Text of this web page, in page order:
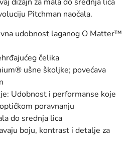
Pitchman naočala.
udobnost laganog O Matter™
čelika
ušne školjke; povećava
Udobnost i performanse koje
poravnanju
do srednja lica
boju, kontrast i detalje za